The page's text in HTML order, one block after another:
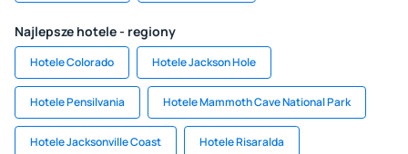
Najlepsze hotele - regiony
Hotele Colorado Hotele Jackson Hole
Hotele Pensilvania Hotele Mammoth Cave National Park
Hotele Jacksonville Coast Hotele Risaralda